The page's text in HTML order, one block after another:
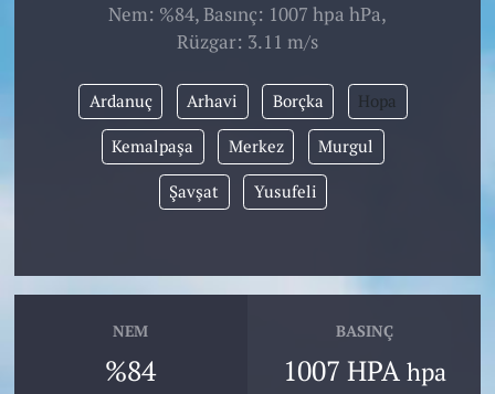
Nem: %84, Basınç: 1007 hpa hPa,
Rüzgar: 3.11 m/s
Ardanuç Arhavi Borçka Hopa
Kemalpaşa Merkez Murgul
Şavşat Yusufeli
NEM
%84
BASINÇ
1007 HPA hpa